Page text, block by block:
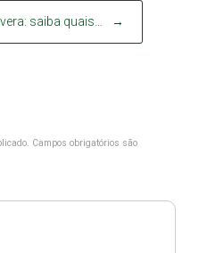
saiba quais… →
Campos obrigatórios são